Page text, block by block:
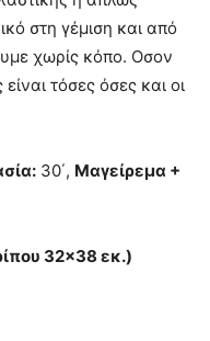
στη γέμιση και από
χωρίς κόπο. Οσον
τόσες όσες και οι
30΄, Μαγείρεμα +
32×38 εκ.)